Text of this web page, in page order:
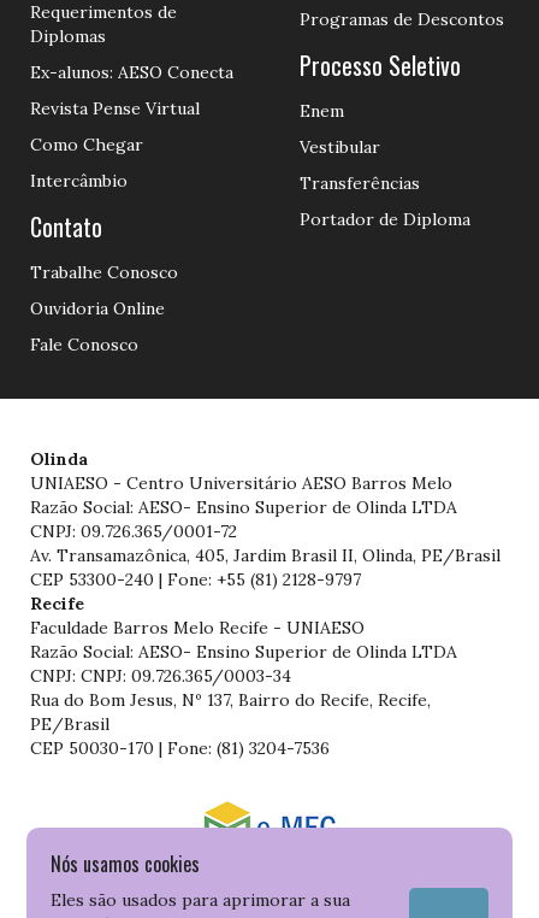
Nós usamos cookies
Eles são usados para aprimorar a sua
Requerimentos de
Diplomas
Ex-alunos: AESO Conecta
Revista Pense Virtual
Como Chegar
Intercâmbio
Contato
Trabalhe Conosco
Ouvidoria Online
Fale Conosco
Programas de Descontos
Processo Seletivo
Enem
Vestibular
Transferências
Portador de Diploma
Olinda
UNIAESO - Centro Universitário AESO Barros Melo
Razão Social: AESO- Ensino Superior de Olinda LTDA
CNPJ: 09.726.365/0001-72
Av. Transamazônica, 405, Jardim Brasil II, Olinda, PE/Brasil
CEP 53300-240 | Fone: +55 (81) 2128-9797
Recife
Faculdade Barros Melo Recife - UNIAESO
Razão Social: AESO- Ensino Superior de Olinda LTDA
CNPJ: CNPJ: 09.726.365/0003-34
Rua do Bom Jesus, Nº 137, Bairro do Recife, Recife,
PE/Brasil
CEP 50030-170 | Fone: (81) 3204-7536
Consulte o cadastro da Instituição no Sistema do e-MEC